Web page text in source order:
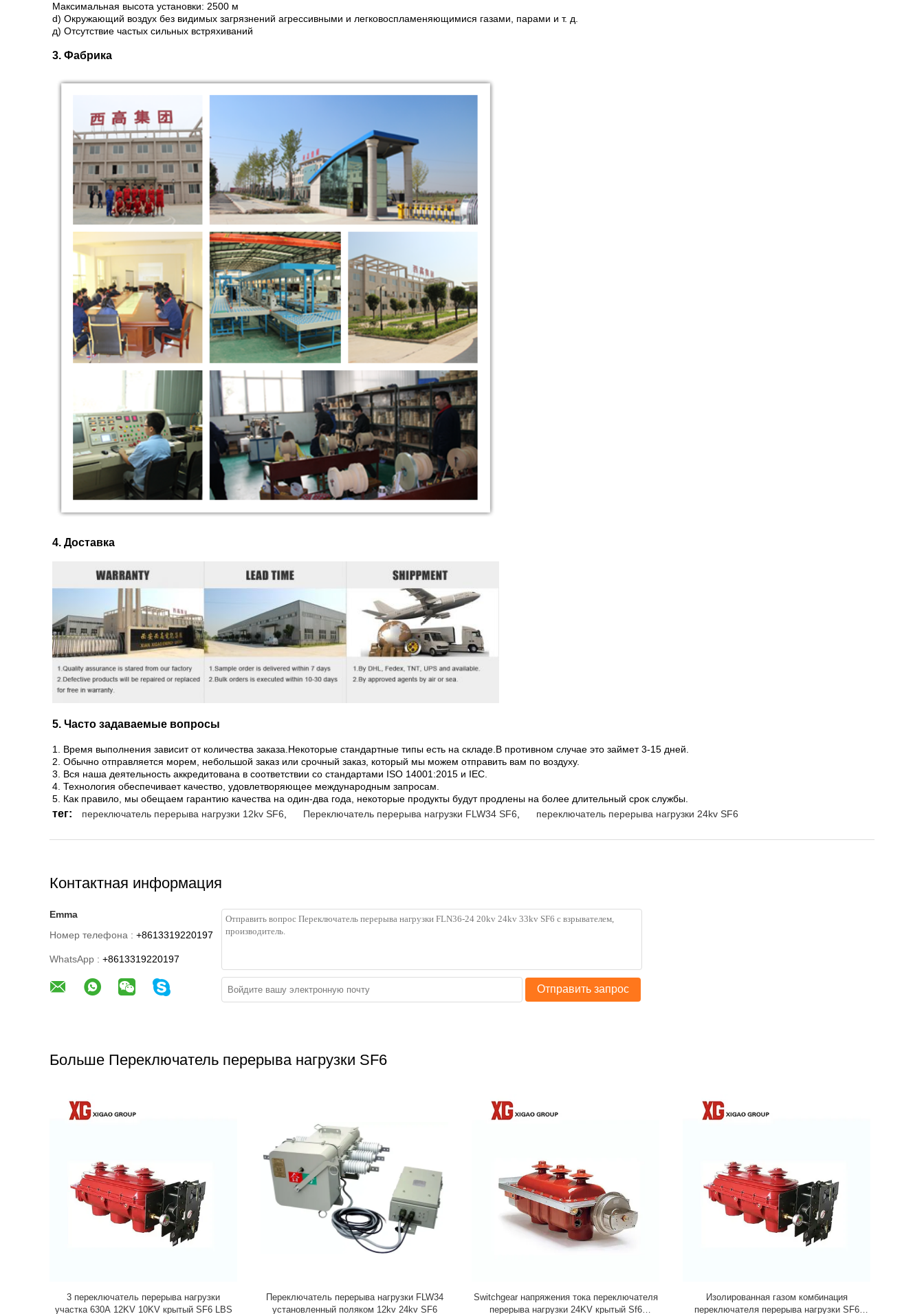
Максимальная высота установки: 2500 м
d) Окружающий воздух без видимых загрязнений агрессивными и легковоспламеняющимися газами, парами и т. д.
д) Отсутствие частых сильных встряхиваний
3. Фабрика
4. Доставка
5. Часто задаваемые вопросы
1. Время выполнения зависит от количества заказа.Некоторые стандартные типы есть на складе.В противном случае это займет 3-15 дней.
2. Обычно отправляется морем, небольшой заказ или срочный заказ, который мы можем отправить вам по воздуху.
3. Вся наша деятельность аккредитована в соответствии со стандартами ISO 14001:2015 и IEC.
4. Технология обеспечивает качество, удовлетворяющее международным запросам.
5. Как правило, мы обещаем гарантию качества на один-два года, некоторые продукты будут продлены на более длительный срок службы.
тег: переключатель перерыва нагрузки 12kv SF6 Переключатель перерыва нагрузки FLW34 SF6 переключатель перерыва нагрузки 24kv SF6
Контактная информация
Emma
Номер телефона : +8613319220197
WhatsApp : +8613319220197
Отправить запрос
Больше Переключатель перерыва нагрузки SF6
3 переключатель перерыва нагрузки
участка 630A 12KV 10KV крытый SF6 LBS
Переключатель перерыва нагрузки FLW34
установленный поляком 12kv 24kv SF6
Switchgear напряжения тока переключателя
перерыва нагрузки 24KV крытый Sf6
Изолированная газом комбинация
переключателя перерыва нагрузки SF6